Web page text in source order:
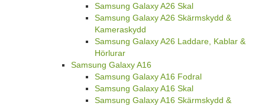
Samsung Galaxy A26 Skal
Samsung Galaxy A26 Skärmskydd &
Kameraskydd
Samsung Galaxy A26 Laddare, Kablar &
Hörlurar
Samsung Galaxy A16
Samsung Galaxy A16 Fodral
Samsung Galaxy A16 Skal
Samsung Galaxy A16 Skärmskydd &